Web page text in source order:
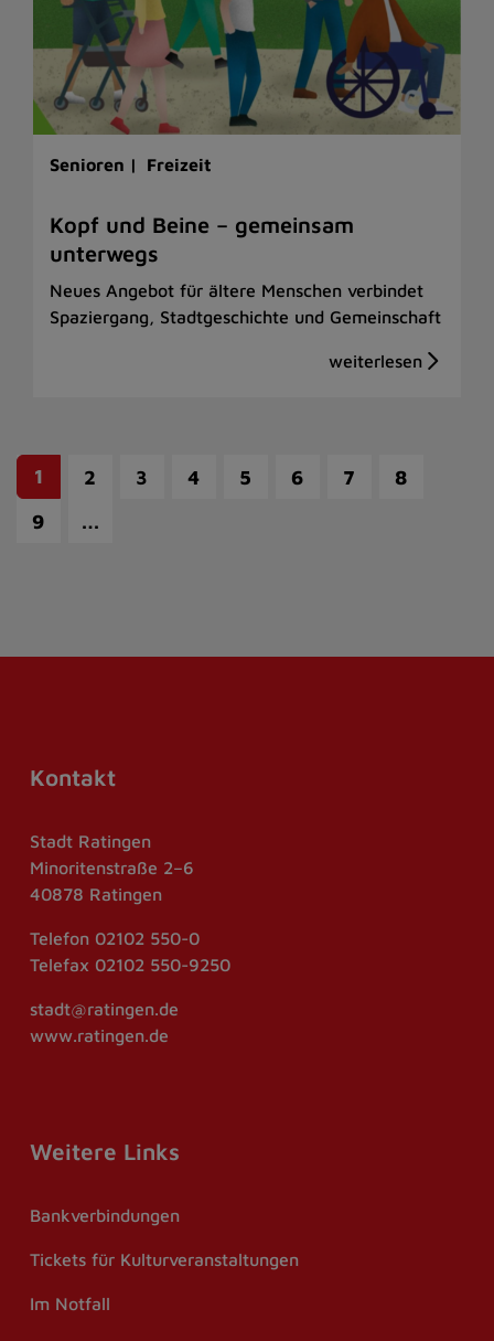
Senioren | Freizeit
Kopf und Beine – gemeinsam
unterwegs
Neues Angebot für ältere Menschen verbindet
Spaziergang, Stadtgeschichte und Gemeinschaft
1 2 3 4 5 6 7
8
9
…
Kontakt
Stadt Ratingen
Minoritenstraße 2–6
40878 Ratingen
Telefon 02102 550-0
Telefax 02102 550-9250
stadt@ratingen.de
www.ratingen.de
Weitere Links
Bankverbindungen
Tickets für Kulturveranstaltungen
Im Notfall